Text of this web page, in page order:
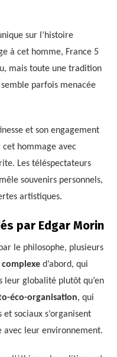
sur l’histoire
à cet homme, France 5
mais toute une tradition
parfois menacée
et son engagement
hommage avec
Les téléspectateurs
souvenirs personnels,
artistiques.
par Edgar Morin
le philosophe, plusieurs
complexe d’abord, qui
leur globalité plutôt qu’en
éco-organisation, qui
sociaux s’organisent
avec leur environnement.